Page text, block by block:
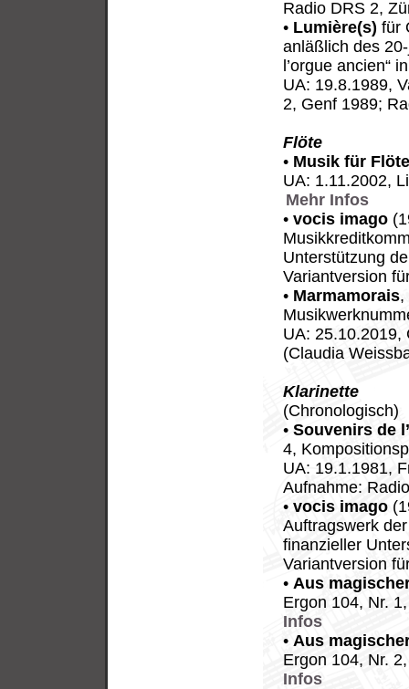
Radio DRS 2,
• Lumière(s) für
anläßlich des
l’orgue ancien“
UA: 19.8.1989,
2, Genf 1989;
Flöte
• Musik für
UA: 1.11.2002,
Mehr Infos
•vocis imago
Unterstützung
Variantversion
• Marmamorais,
UA: 25.10.2019,
(Claudia
Klarinette
(Chronologisch)
•Souvenirs de
4,
UA: 19.1.1981,
Aufnahme:
•vocis imago
Auftragswerk
finanzieller
Variantversion
• Aus
Ergon 104, Nr.
Infos
• Aus
Ergon 104, Nr.
Infos